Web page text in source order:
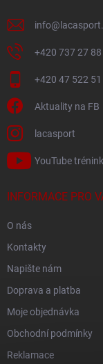
info@
+420 737 27 88
+420 47 522 51
Aktuality na FB
lacasport
YouTube
INFORMACE PRO
O nás
Kontakty
Napište nám
Doprava a platba
Moje objednávka
Obchodní podmínky
Reklamace